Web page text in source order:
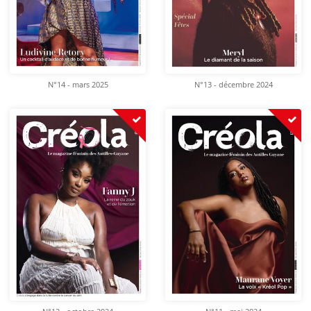
N°14 - mars 2025 N°13 - décembre 2024